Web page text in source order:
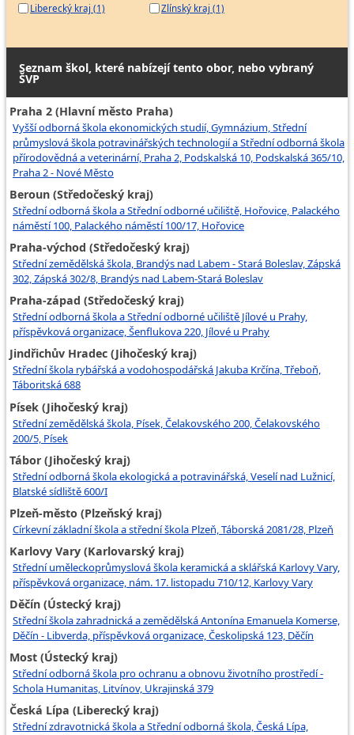
Liberecký kraj (1)
Zlínský kraj (1)
Seznam škol, které nabízejí tento obor, nebo vybraný
ŠVP
Praha 2 (Hlavní město Praha)
Vyšší odborná škola ekonomických studií, Gymnázium, Střední
průmyslová škola potravinářských technologií a Střední odborná škola
přírodovědná a veterinární, Praha 2, Podskalská 10, Podskalská 365/10,
Praha 2 - Nové Město
Beroun (Středočeský kraj)
Střední odborná škola a Střední odborné učiliště, Hořovice, Palackého
náměstí 100, Palackého náměstí 100/17, Hořovice
Praha-východ (Středočeský kraj)
Střední zemědělská škola, Brandýs nad Labem - Stará Boleslav, Zápská
302, Zápská 302/8, Brandýs nad Labem-Stará Boleslav
Praha-západ (Středočeský kraj)
Střední odborná škola a Střední odborné učiliště Jílové u Prahy,
příspěvková organizace, Šenflukova 220, Jílové u Prahy
Jindřichův Hradec (Jihočeský kraj)
Střední škola rybářská a vodohospodářská Jakuba Krčína, Třeboň,
Táboritská 688
Písek (Jihočeský kraj)
Střední zemědělská škola, Písek, Čelakovského 200, Čelakovského
200/5, Písek
Tábor (Jihočeský kraj)
Střední odborná škola ekologická a potravinářská, Veselí nad Lužnicí,
Blatské sídliště 600/I
Plzeň-město (Plzeňský kraj)
Církevní základní škola a střední škola Plzeň, Táborská 2081/28, Plzeň
Karlovy Vary (Karlovarský kraj)
Střední uměleckoprůmyslová škola keramická a sklářská Karlovy Vary,
příspěvková organizace, nám. 17. listopadu 710/12, Karlovy Vary
Děčín (Ústecký kraj)
Střední škola zahradnická a zemědělská Antonína Emanuela Komerse,
Děčín - Libverda, příspěvková organizace, Českolipská 123, Děčín
Most (Ústecký kraj)
Střední odborná škola pro ochranu a obnovu životního prostředí -
Schola Humanitas, Litvínov, Ukrajinská 379
Česká Lípa (Liberecký kraj)
Střední zdravotnická škola a Střední odborná škola, Česká Lípa,